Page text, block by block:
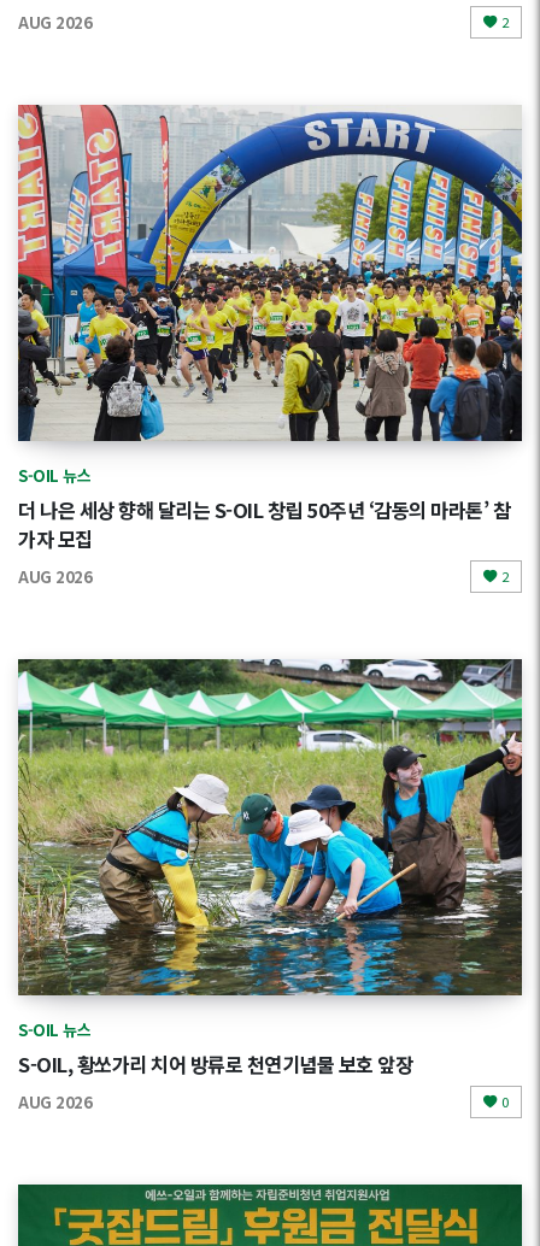
AUG 2026 2
S-OIL 뉴스
더 나은 세상 향해 달리는 S-OIL 창립 50주년 ‘감동의 마라톤’ 참
가자 모집
AUG 2026 2
S-OIL 뉴스
S-OIL, 황쏘가리 치어 방류로 천연기념물 보호 앞장
AUG 2026 0